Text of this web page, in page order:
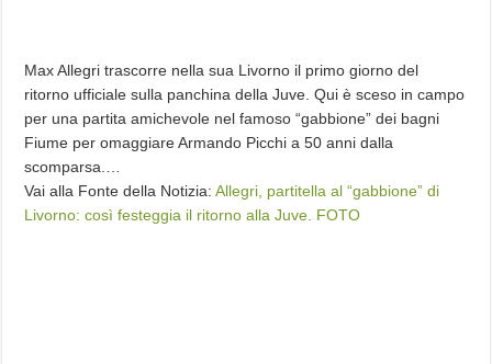
Max Allegri trascorre nella sua Livorno il primo giorno del
ritorno ufficiale sulla panchina della Juve. Qui è sceso in campo
per una partita amichevole nel famoso “gabbione” dei bagni
Fiume per omaggiare Armando Picchi a 50 anni dalla
scomparsa.…
Vai alla Fonte della Notizia:Allegri, partitella al “gabbione” di
Livorno: così festeggia il ritorno alla Juve. FOTO